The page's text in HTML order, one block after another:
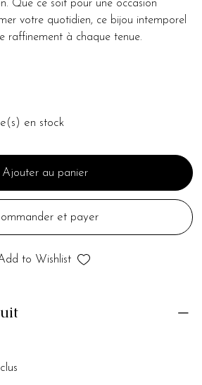
Que ce soit pour une occasion
votre quotidien, ce bijou intemporel
raffinement à chaque tenue.
en stock
Ajouter au panier
et payer
to Wishlist